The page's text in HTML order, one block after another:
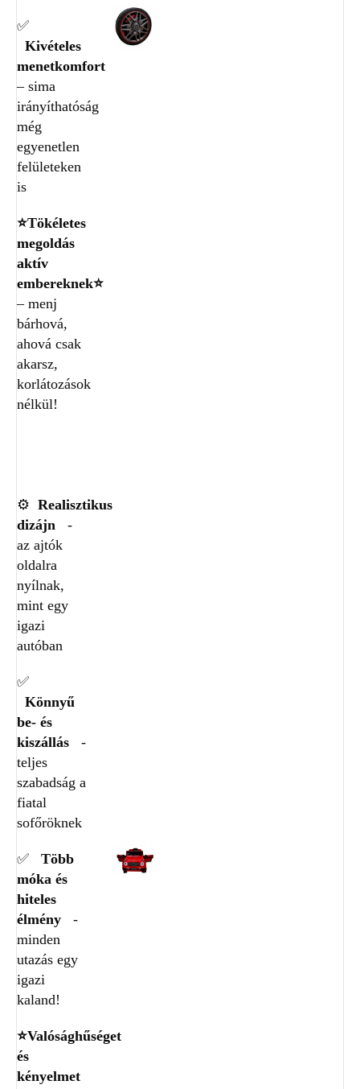
✅
Kivételes
menetkomfort
– sima
irányíthatóság
még
egyenetlen
felületeken
is
⭐Tökéletes
megoldás
aktív
embereknek⭐
– menj
bárhová,
ahová csak
akarsz,
korlátozások
nélkül!
⚙️ Realisztikus
dizájn
-
az ajtók
oldalra
nyílnak,
mint egy
igazi
autóban
✅
Könnyű
be- és
kiszállás
-
teljes
szabadság a
fiatal
sofőröknek
✅
Több
móka és
hiteles
élmény
-
minden
utazás egy
igazi
kaland!
⭐Valósághűséget
és
kényelmet